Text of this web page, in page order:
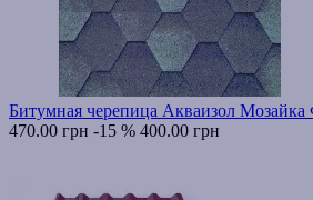
Битумная черепица Акваизол
470.00 грн -15 % 400.00 грн